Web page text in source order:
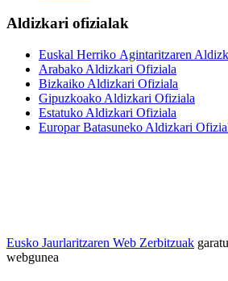
Aldizkari ofizialak
Euskal Herriko Agintaritzaren
Arabako Aldizkari Ofiziala
Bizkaiko Aldizkari Ofiziala
Gipuzkoako Aldizkari Ofiziala
Estatuko Aldizkari Ofiziala
Europar Batasuneko Aldizkari
Eusko Jaurlaritzaren Web Zerbitzuak
webgunea